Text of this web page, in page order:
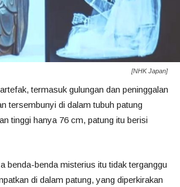
[NHK Japan]
termasuk gulungan dan peninggalan
tersembunyi di dalam tubuh patung
tinggi hanya 76 cm, patung itu berisi
benda-benda misterius itu tidak terganggu
di dalam patung, yang diperkirakan